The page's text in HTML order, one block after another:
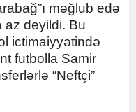
məğlub edə
az deyildi. Bu
ictimaiyyətində
futbolla Samir
“Neftçi”